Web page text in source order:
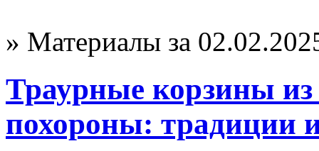
» Материалы за
Траурные корзины
похороны: традиции